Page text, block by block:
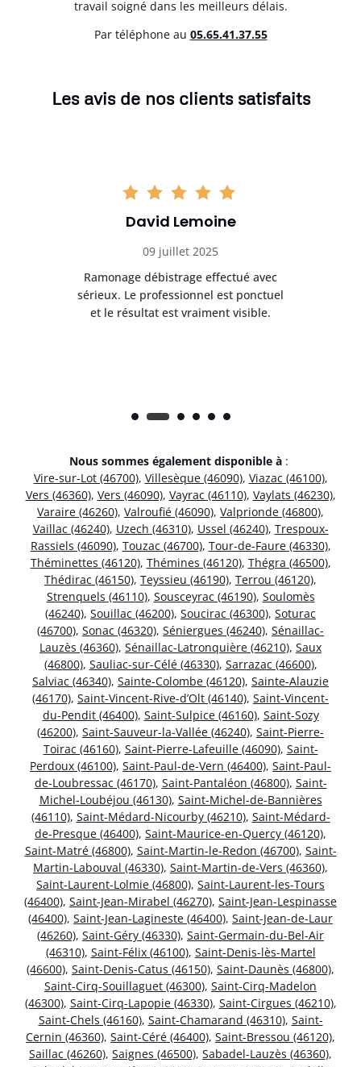
travail soigné dans les meilleurs délais.
Par téléphone au 05.65.41.37.55
Les avis de nos clients satisfaits
David Lemoine
09 juillet 2025
Ramonage débistrage effectué avec
sérieux. Le professionnel est ponctuel
et le résultat est vraiment visible.
Nous sommes également disponible à :
Vire-sur-Lot (46700), Villesèque (46090), Viazac (46100),
Vers (46360), Vers (46090), Vayrac (46110), Vaylats (46230),
Varaire (46260), Valroufié (46090), Valprionde (46800),
Vaillac (46240), Uzech (46310), Ussel (46240), Trespoux-
Rassiels (46090), Touzac (46700), Tour-de-Faure (46330),
Théminettes (46120), Thémines (46120), Thégra (46500),
Thédirac (46150), Teyssieu (46190), Terrou (46120),
Strenquels (46110), Sousceyrac (46190), Soulomès
(46240), Souillac (46200), Soucirac (46300), Soturac
(46700), Sonac (46320), Séniergues (46240), Sénaillac-
Lauzès (46360), Sénaillac-Latronquière (46210), Saux
(46800), Sauliac-sur-Célé (46330), Sarrazac (46600),
Salviac (46340), Sainte-Colombe (46120), Sainte-Alauzie
(46170), Saint-Vincent-Rive-d’Olt (46140), Saint-Vincent-
du-Pendit (46400), Saint-Sulpice (46160), Saint-Sozy
(46200), Saint-Sauveur-la-Vallée (46240), Saint-Pierre-
Toirac (46160), Saint-Pierre-Lafeuille (46090), Saint-
Perdoux (46100), Saint-Paul-de-Vern (46400), Saint-Paul-
de-Loubressac (46170), Saint-Pantaléon (46800), Saint-
Michel-Loubéjou (46130), Saint-Michel-de-Bannières
(46110), Saint-Médard-Nicourby (46210), Saint-Médard-
de-Presque (46400), Saint-Maurice-en-Quercy (46120),
Saint-Matré (46800), Saint-Martin-le-Redon (46700), Saint-
Martin-Labouval (46330), Saint-Martin-de-Vers (46360),
Saint-Laurent-Lolmie (46800), Saint-Laurent-les-Tours
(46400), Saint-Jean-Mirabel (46270), Saint-Jean-Lespinasse
(46400), Saint-Jean-Lagineste (46400), Saint-Jean-de-Laur
(46260), Saint-Géry (46330), Saint-Germain-du-Bel-Air
(46310), Saint-Félix (46100), Saint-Denis-lès-Martel
(46600), Saint-Denis-Catus (46150), Saint-Daunès (46800),
Saint-Cirq-Souillaguet (46300), Saint-Cirq-Madelon
(46300), Saint-Cirq-Lapopie (46330), Saint-Cirgues (46210),
Saint-Chels (46160), Saint-Chamarand (46310), Saint-
Cernin (46360), Saint-Céré (46400), Saint-Bressou (46120),
Saillac (46260), Saignes (46500), Sabadel-Lauzès (46360),